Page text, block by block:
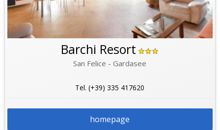
Barchi Resort
San Felice - Gardasee
Tel. (+39) 335 417620
homepage